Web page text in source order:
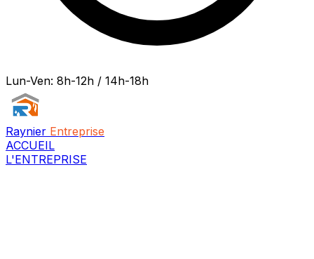
Lun-Ven: 8h-12h / 14h-18h
Raynier Entreprise
ACCUEIL
L'ENTREPRISE